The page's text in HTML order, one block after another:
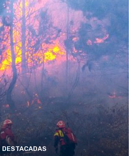
DESTACADAS